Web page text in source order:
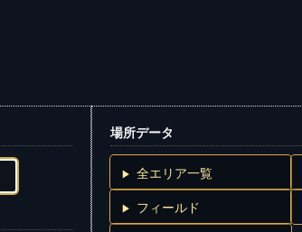
場所データ
全エリア一覧
フィールド